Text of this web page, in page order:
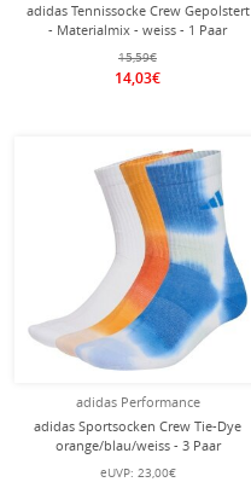
adidas Tennissocke Crew Gepolstert
- Materialmix - weiss - 1 Paar
15,59€
14,03€
adidas Performance
adidas Sportsocken Crew Tie-Dye
orange/blau/weiss - 3 Paar
eUVP: 23,00€